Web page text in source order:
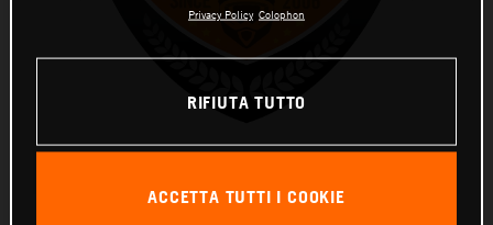
Privacy Policy Colophon
RIFIUTA TUTTO
ACCETTA TUTTI I COOKIE